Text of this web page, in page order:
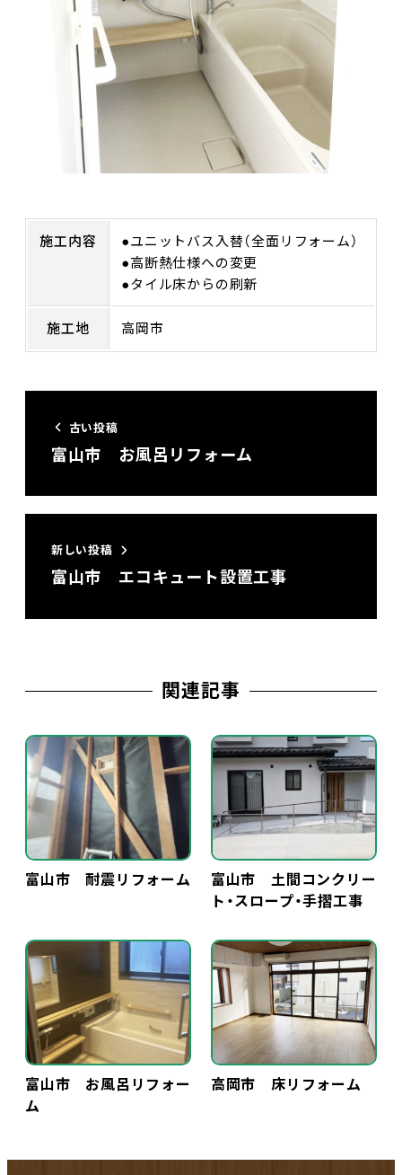
施工内容
●ユニットバス入替（全面リフォーム）
●高断熱仕様への変更
●タイル床からの刷新
施工地 高岡市
古い投稿
富山市 お風呂リフォーム
新しい投稿
富山市 エコキュート設置工事
関連記事
富山市 耐震リフォーム
富山市 土間コンクリー
ト・スロープ・手摺工事
富山市 お風呂リフォー
ム
高岡市 床リフォーム